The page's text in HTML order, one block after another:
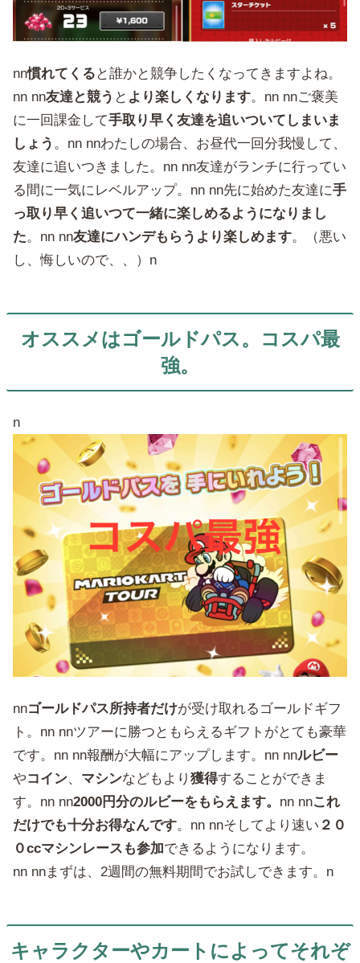
nn慣れてくる と誰かと競争したくなってきますよね。
nn nn友達と競う と より楽しくなります。nn nnご褒美
に一回課金して手取り早く友達を追いついてしまいま
しょう 。nn nnわたしの場合、お昼代一回分我慢して、
友達に追いつきました。nn nn友達がランチに行ってい
る間に一気にレベルアップ。nn nn先に始めた友達に手
っ取り早く追いつて一緒に楽しめるようになりまし
た。nn nn友達にハンデもらうより楽しめます。（悪い
し、悔しいので、、）n
オススメはゴールドパス。コスパ最
強。
n
nnゴールドパス所持者だけが受け取れるゴールドギフ
ト。nn nnツアーに勝つともらえるギフトがとても豪華
です。nn nn報酬が大幅にアップします。nn nnルビー
やコイン、 マシンなどもより獲得することができま
す。nn nn2000円分のルビーをもらえます。 nn nnこれ
だけでも十分お得なんです。nn nnそしてより速い ２０
０ccマシンレースも参加できるようになります。
nn nnまずは、2週間の無料期間でお試しできます。n
キャラクターやカートによってそれぞ